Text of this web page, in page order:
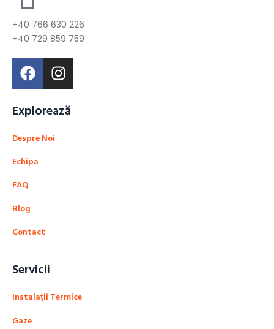
+40 766 630 226
+40 729 859 759
Explorează
Despre Noi
Echipa
FAQ
Blog
Contact
Servicii
Instalații Termice
Gaze